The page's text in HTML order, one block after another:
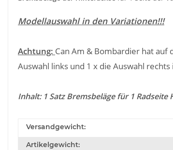
Modellauswahl in den Variationen!!!
Achtung: Can Am & Bombardier hat auf
Auswahl links und 1 x die Auswahl
Inhalt: 1 Satz Bremsbeläge für 1 Radseite
Versandgewicht:
Artikelgewicht: